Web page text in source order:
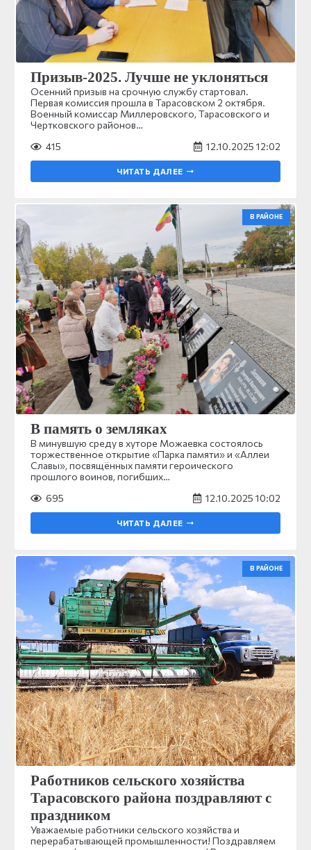
Призыв-2025. Лучше не уклоняться
Осенний призыв на срочную службу стартовал.
Первая комиссия прошла в Тарасовском 2 октября.
Военный комиссар Миллеровского, Тарасовского и
Чертковского районов…
415
12.10.2025 12:02
ЧИТАТЬ ДАЛЕЕ
В РАЙОНЕ
В память о земляках
В минувшую среду в хуторе Можаевка состоялось
торжественное открытие «Парка памяти» и «Аллеи
Славы», посвящённых памяти героического
прошлого воинов, погибших…
695
12.10.2025 10:02
ЧИТАТЬ ДАЛЕЕ
В РАЙОНЕ
Работников сельского хозяйства
Тарасовского района поздравляют с
праздником
Уважаемые работники сельского хозяйства и
перерабатывающей промышленности! Поздравляем